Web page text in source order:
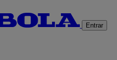
Entrar